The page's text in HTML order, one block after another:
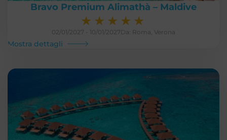
Bravo Premium Alimathà – Maldive
★ ★ ★ ★ ★
02/01/2027 - 10/01/2027 Da: Roma, Verona
Mostra dettagli